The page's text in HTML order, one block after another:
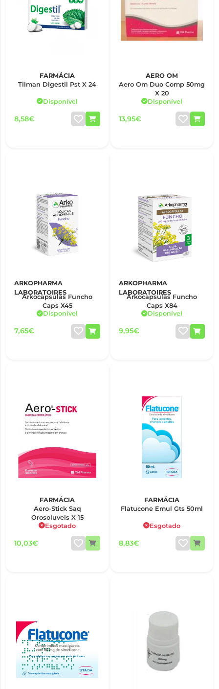
FARMÁCIA
Tilman Digestil Pst X 24
Disponível
8,58€
AERO OM
Aero Om Duo Comp 50mg
X 20
Disponível
13,95€
ARKOPHARMA
LABORATOIRES
Arkocapsulas Funcho
Caps X45
Disponível
7,65€
ARKOPHARMA
LABORATOIRES
Arkocapsulas Funcho
Caps X84
Disponível
9,95€
FARMÁCIA
Aero-Stick Saq
Orosoluveis X 15
Esgotado
10,03€
FARMÁCIA
Flatucone Emul Gts 50ml
Esgotado
8,83€